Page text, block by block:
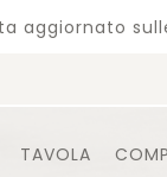
aggiornato
TAVOLA